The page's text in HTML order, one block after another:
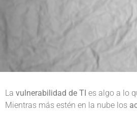
La vulnerabilidad de TI es algo a lo
Mientras más estén en la nube los